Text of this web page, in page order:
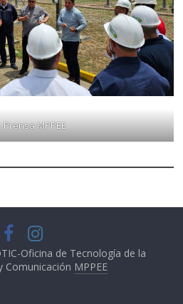
Prensa MPPEE
Oficina de Tecnología de la
Comunicación MPPEE